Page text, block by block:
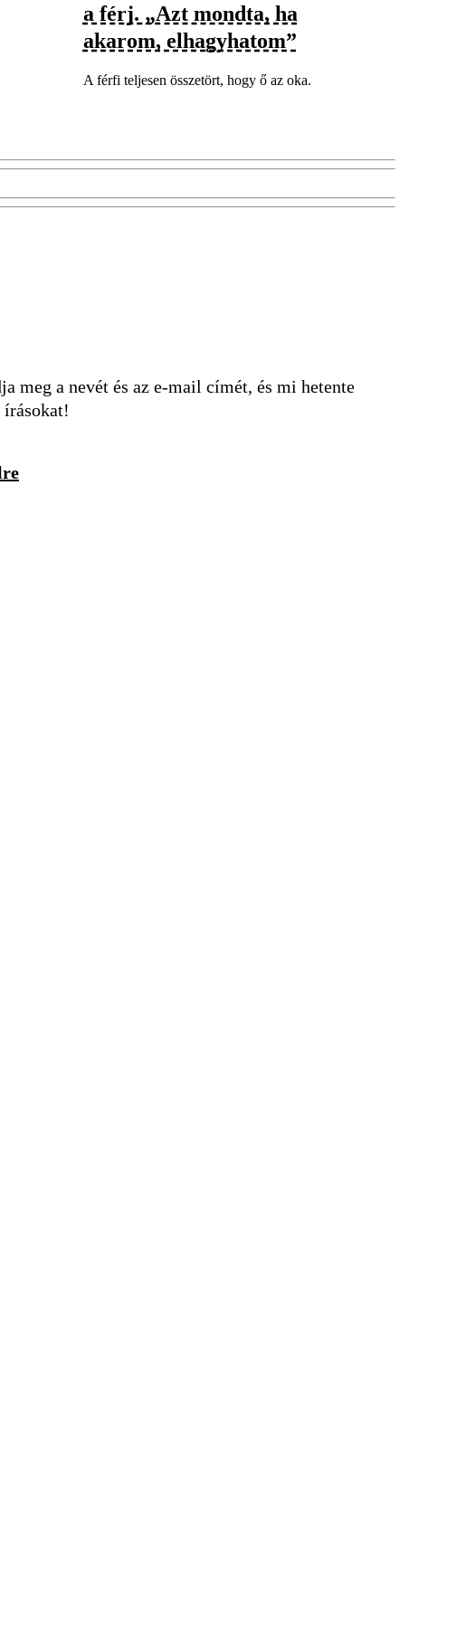
a férj. „Azt mondta, ha
akarom, elhagyhatom”
A férfi teljesen összetört, hogy ő az oka.
meg a nevét és az e-mail címét, és mi hetente